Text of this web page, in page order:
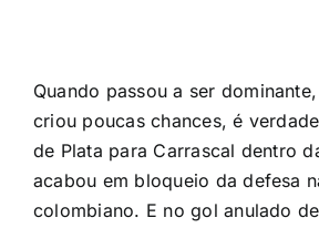
Quando passou a ser
criou poucas chances, é
de Plata para Carrascal dentro
acabou em bloqueio da defesa
colombiano. E no gol anulado